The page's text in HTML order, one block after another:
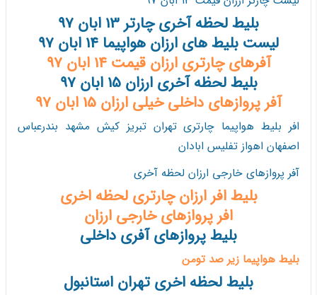
بلیط لحظه آخری چارتر 13 ابان 97
لیست بلیط های ارزان هواپیما 14 ابان 97
آفرهای چارتری ارزان قیمت 14 ابان 97
بلیط لحظه آخری ارزان 15 ابان 97
آفر پروازهای داخلی خیلی ارزان 15 ابان 97
افر بلیط هواپیما چارتری تهران تبریز کیش مشهد بندرعباس
اصفهان اهواز تفلیس ابادان
آفر پروازهای خارجی ارزان لحظه آخری
بلیط افر ارزان چارتری لحظه اخری
افر پروازهای خارجی ارزان
بلیط پروازهای آفری داخلی
بلیط هواپیما زیر صد تومن
بلیط لحظه اخری تهران استانبول